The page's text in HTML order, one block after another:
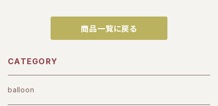
商品一覧に戻る
CATEGORY
balloon